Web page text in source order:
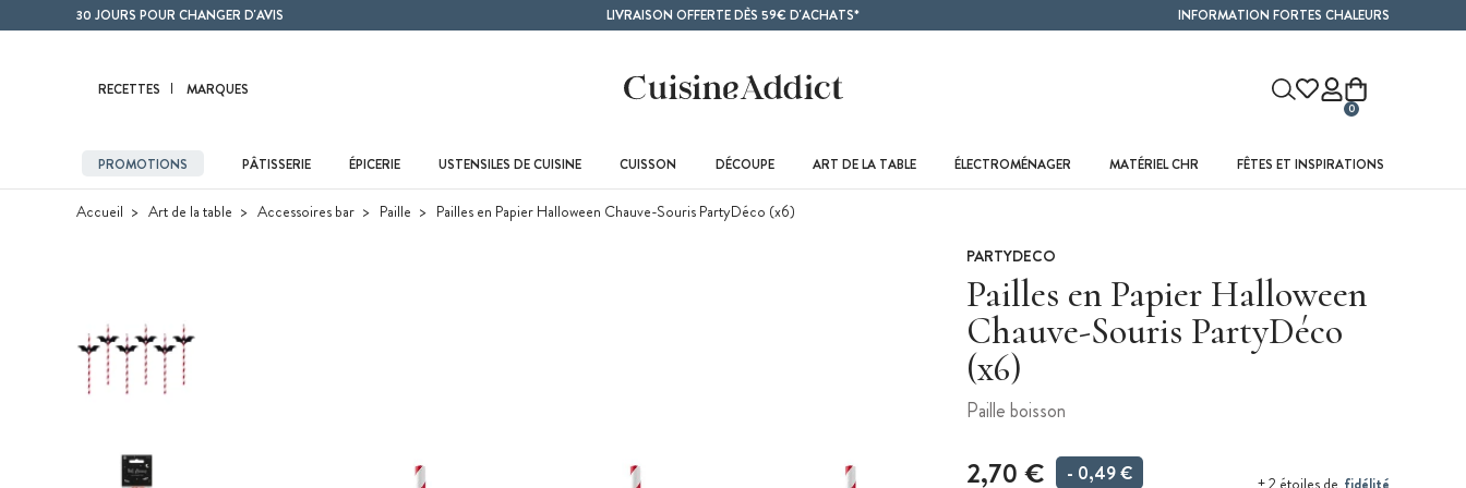
Contenu principal30 JOURS POUR CHANGER D'AVIS LIVRAISON OFFERTE DÈS 59€ D'ACHATS* INFORMATION FORTES CHALEURS
RECETTES MARQUES
0
PROMOTIONS PÂTISSERIE ÉPICERIE USTENSILES DE CUISINE CUISSON DÉCOUPE ART DE LA TABLE ÉLECTROMÉNAGER MATÉRIEL CHR FÊTES ET INSPIRATIONS
Accueil Art de la table Accessoires bar Paille Pailles en Papier Halloween Chauve-Souris PartyDéco (x6)
PARTYDECO
Pailles en Papier Halloween
Chauve-Souris PartyDéco
(x6)
Paille boisson
2,70 € - 0,49 €